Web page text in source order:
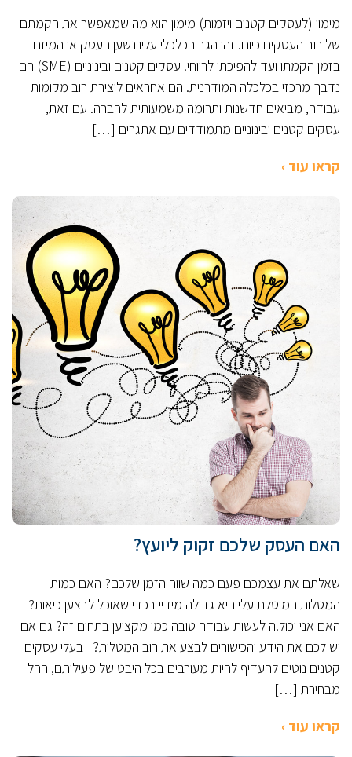
מימון (לעסקים קטנים ויזמות) מימון הוא מה שמאפשר את הקמתם
של רוב העסקים כיום. זהו הגב הכלכלי עליו נשען העסק או המיזם
בזמן הקמתו ועד להפיכתו לרווחי. עסקים קטנים ובינוניים (SME) הם
נדבך מרכזי בכלכלה המודרנית. הם אחראים ליצירת רוב מקומות
עבודה, מביאים חדשנות ותרומה משמעותית לחברה. עם זאת,
עסקים קטנים ובינוניים מתמודדים עם אתגרים […]
קראו עוד ›
האם העסק שלכם זקוק ליועץ?
שאלתם את עצמכם פעם כמה שווה הזמן שלכם? האם כמות
המטלות המוטלת עלי היא גדולה מידיי בכדי שאוכל לבצען כיאות?
האם אני יכול.ה לעשות עבודה טובה כמו מקצוען בתחום זה? גם אם
יש לכם את הידע והכישורים לבצע את רוב המטלות? בעלי עסקים
קטנים נוטים להעדיף להיות מעורבים בכל היבט של פעילותם, החל
מבחירת […]
קראו עוד ›